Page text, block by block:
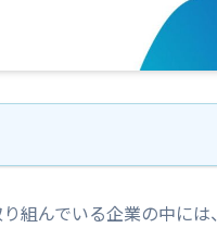
組んでいる企業の中には、